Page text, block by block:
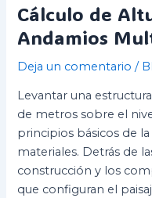
Cálculo de
Andamios
Deja un comentario /
Levantar una
de metros sobre el
principios básicos de
materiales. Detrás de
construcción y los
que configuran el